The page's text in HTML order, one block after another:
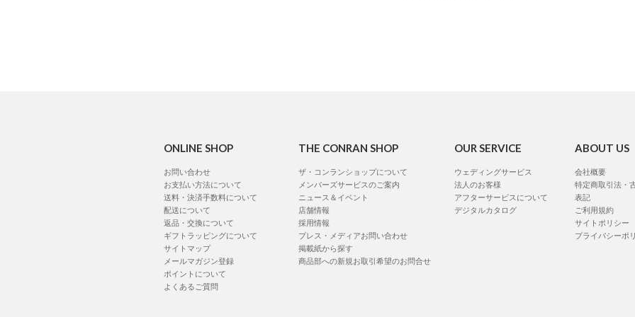
ONLINE SHOP
お問い合わせ
お支払い方法について
送料・決済手数料について
配送について
返品・交換について
ギフトラッピングについて
サイトマップ
メールマガジン登録
ポイントについて
よくあるご質問
THE CONRAN SHOP
ザ・コンランショップについて
メンバーズサービスのご案内
ニュース＆イベント
店舗情報
採用情報
プレス・メディアお問い合わせ
掲載紙から探す
商品部への新規お取引希望のお問合せ
OUR SERVICE
ウェディングサービス
法人のお客様
アフターサービスについて
デジタルカタログ
ABOUT US
会社概要
特定商取引法・
表記
ご利用規約
サイトポリシー
プライバシーポ